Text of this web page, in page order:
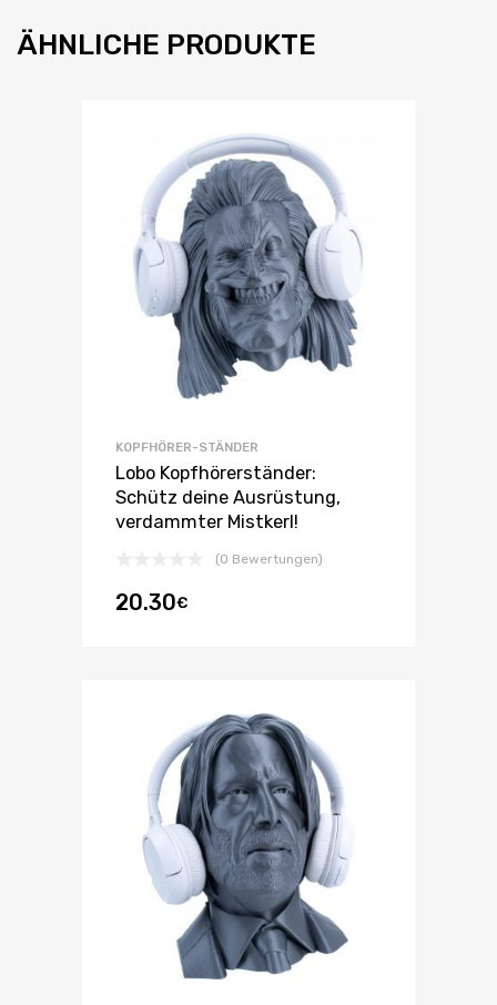
ÄHNLICHE PRODUKTE
KOPFHÖRER-STÄNDER
Lobo Kopfhörerständer:
Schütz deine Ausrüstung,
verdammter Mistkerl!
(0 Bewertungen)
20.30€